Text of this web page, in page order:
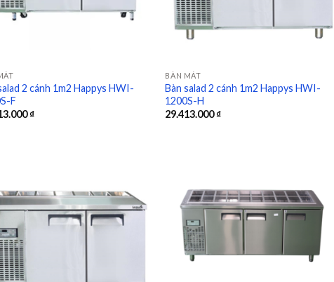
2 cánh 1m2 Happys HWI-
F
₫
BÀN MÁT
Bàn salad 2 cánh 1m2 Happys HWI-
1200S-H
29.413.000₫
Add to
wishlist
Add to
wishlist